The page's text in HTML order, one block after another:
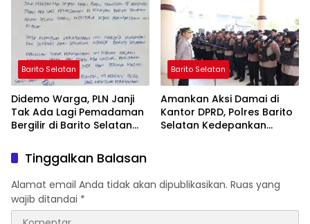
Barito Selatan
Didemo Warga, PLN Janji
Tak Ada Lagi Pemadaman
Bergilir di Barito Selatan
Barito Selatan
Amankan Aksi Damai di
Kantor DPRD, Polres Barito
Selatan Kedepankan
Tinggalkan Balasan
Alamat email Anda tidak akan dipublikasikan. Ruas yang
wajib ditandai *